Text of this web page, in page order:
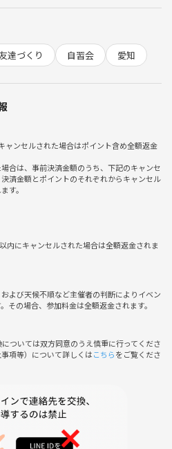
も大歓迎）
ンドリンク以上のご注文をお願いしま
い
出したい
たい
強、
たり過ごせます。
らいの軽い気持ちで
達づくり 自習会 愛知
ャンセルされた場合はポイント含め全額返金
合は、事前決済金額のうち、下記のキャンセ
済金額とポイントのそれぞれからキャンセル
す。
内にキャンセルされた場合は全額返金されま
よび天候不順など主催者の判断によりイベン
その場合、参加料金は全額返金されます。
ついては双方同意のうえ慎重に行ってくださ
項等）について詳しくはこちらをご覧くださ